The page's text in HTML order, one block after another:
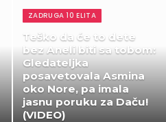
ZADRUGA 10 ELITA
Teško da će to dete
bez Aneli biti sa tobom:
Gledateljka
posavetovala Asmina
oko Nore, pa imala
jasnu poruku za Daču!
(VIDEO)